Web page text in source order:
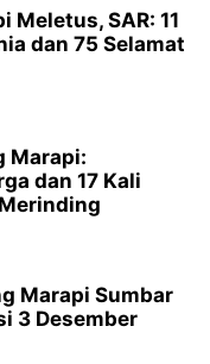
Meletus, SAR: 11
dan 75 Selamat
Marapi:
dan 17 Kali
Marapi Sumbar
3 Desember